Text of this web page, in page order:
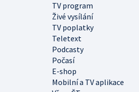
TV program
Živé vysílání
TV poplatky
Teletext
Podcasty
Počasí
E-shop
Mobilní a TV aplikace